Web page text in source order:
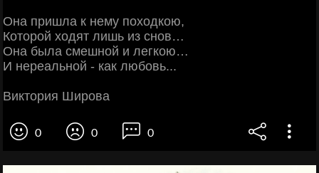
Она пришла к нему походкою,
Которой ходят лишь из снов…
Она была смешной и легкою…
И нереальной - как любовь...
Виктория Широва
0 0 0